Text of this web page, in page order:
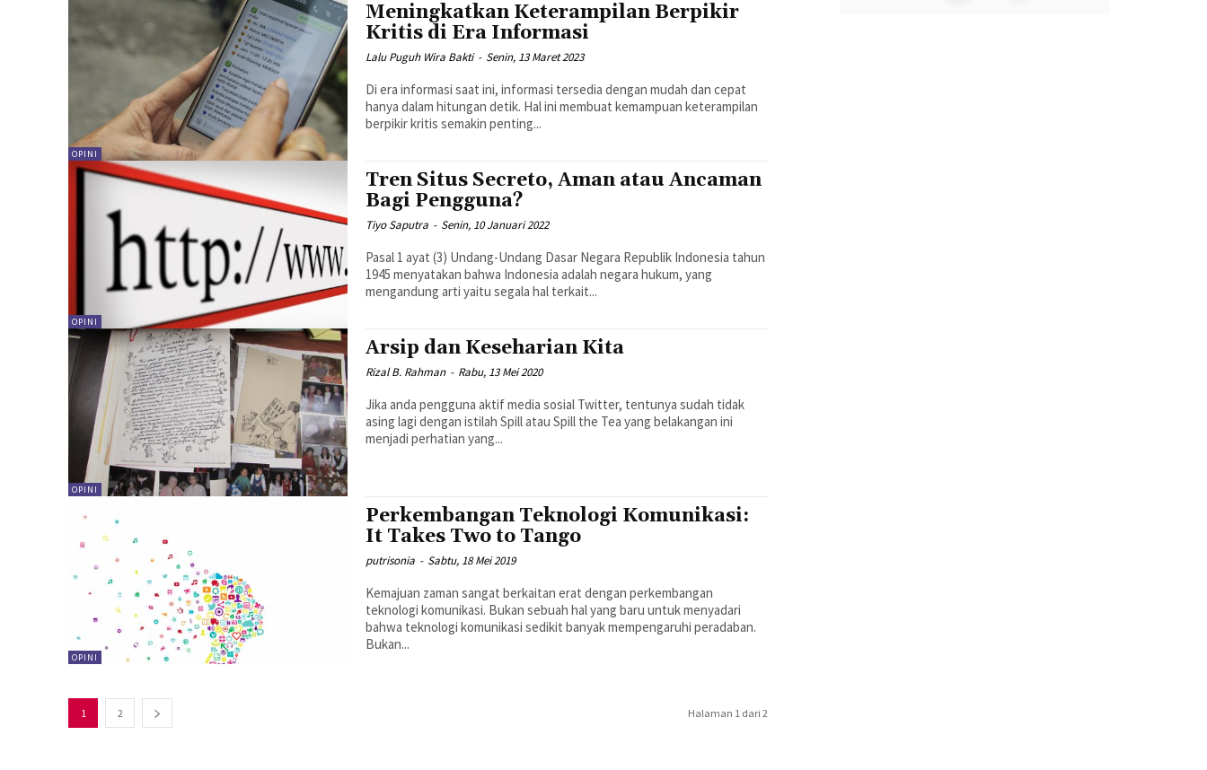
OPINI
Meningkatkan Keterampilan Berpikir
Kritis di Era Informasi
Lalu Puguh Wira Bakti - Senin, 13 Maret 2023
Di era informasi saat ini, informasi tersedia dengan mudah dan cepat
hanya dalam hitungan detik. Hal ini membuat kemampuan keterampilan
berpikir kritis semakin penting...
OPINI
Tren Situs Secreto, Aman atau Ancaman
Bagi Pengguna?
Tiyo Saputra - Senin, 10 Januari 2022
Pasal 1 ayat (3) Undang-Undang Dasar Negara Republik Indonesia tahun
1945 menyatakan bahwa Indonesia adalah negara hukum, yang
mengandung arti yaitu segala hal terkait...
OPINI
Arsip dan Keseharian Kita
Rizal B. Rahman - Rabu, 13 Mei 2020
Jika anda pengguna aktif media sosial Twitter, tentunya sudah tidak
asing lagi dengan istilah Spill atau Spill the Tea yang belakangan ini
menjadi perhatian yang...
OPINI
Perkembangan Teknologi Komunikasi:
It Takes Two to Tango
putrisonia - Sabtu, 18 Mei 2019
Kemajuan zaman sangat berkaitan erat dengan perkembangan
teknologi komunikasi. Bukan sebuah hal yang baru untuk menyadari
bahwa teknologi komunikasi sedikit banyak mempengaruhi peradaban.
Bukan...
1 2 Halaman 1 dari 2